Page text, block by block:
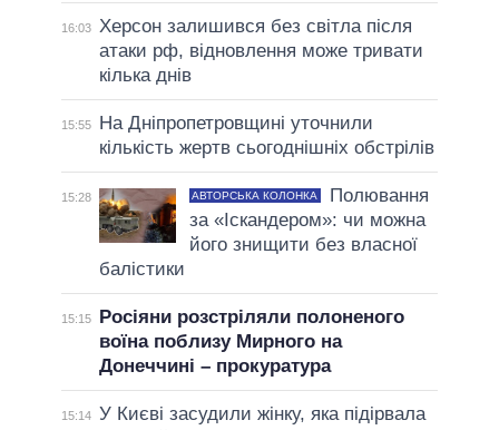
16:03
Херсон залишився без світла після
атаки рф, відновлення може тривати
кілька днів
15:55
На Дніпропетровщині уточнили
кількість жертв сьогоднішніх обстрілів
15:28 АВТОРСЬКА КОЛОНКА
Полювання
за «Іскандером»: чи можна
його знищити без власної
балістики
15:15
Росіяни розстріляли полоненого
воїна поблизу Мирного на
Донеччині – прокуратура
15:14 У Києві засудили жінку, яка підірвала